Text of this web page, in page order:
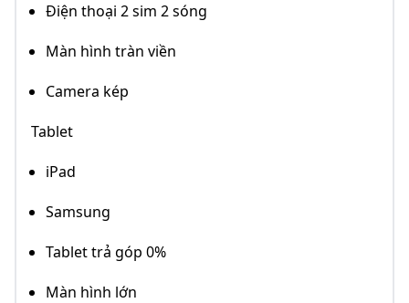
Điện thoại 2 sim 2 sóng
Màn hình tràn viền
Camera kép
Tablet
iPad
Samsung
Tablet trả góp 0%
Màn hình lớn